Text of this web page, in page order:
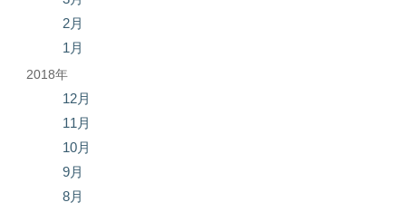
2月
1月
2018年
12月
11月
10月
9月
8月